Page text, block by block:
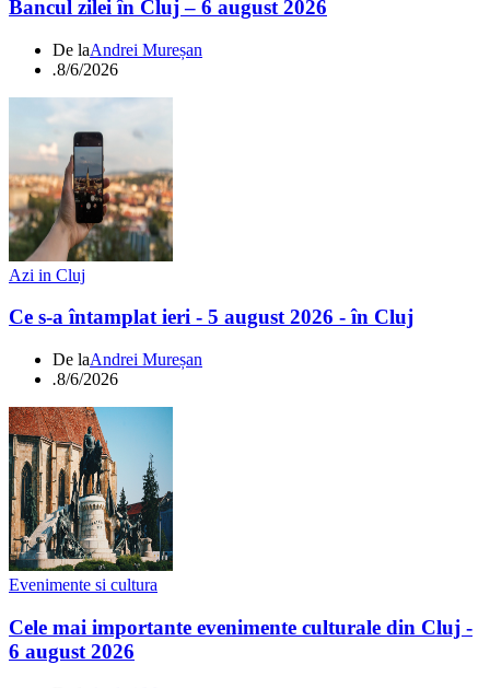
Bancul zilei în Cluj – 6 august 2026
De laAndrei Mureșan
.8/6/2026
Azi in Cluj
Ce s-a întamplat ieri - 5 august 2026 - în Cluj
De laAndrei Mureșan
.8/6/2026
Evenimente si cultura
Cele mai importante evenimente culturale din Cluj -
6 august 2026